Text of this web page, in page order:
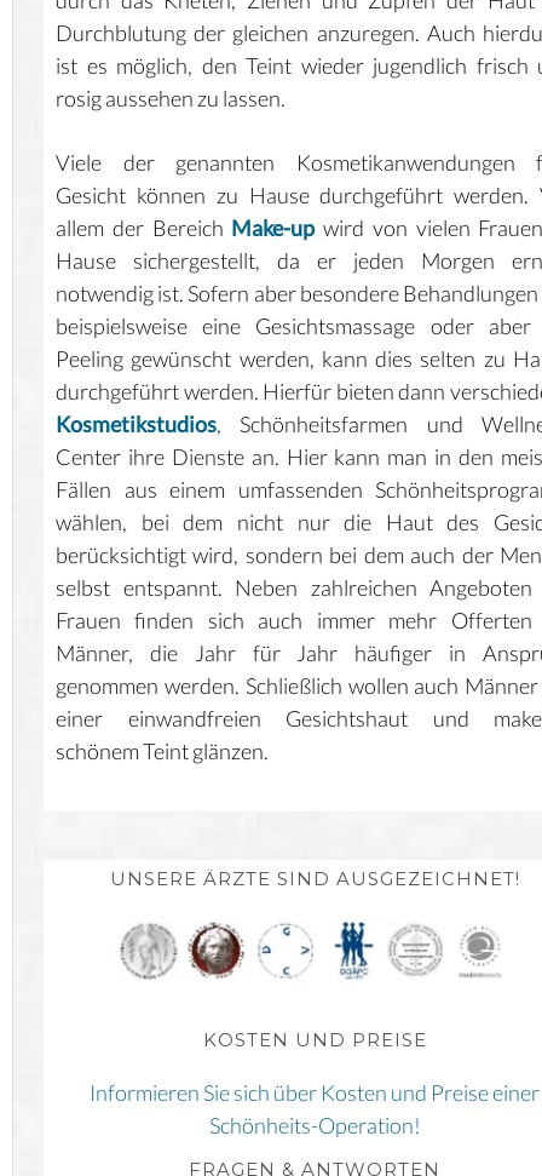
Durchblutung der gleichen anzuregen. Auch
ist es möglich, den Teint wieder jugendlich frisch
rosig aussehen zu lassen.
Viele der genannten Kosmetikanwendungen
Gesicht können zu Hause durchgeführt werden.
allem der Bereich Make-up wird von vielen
Hause sichergestellt, da er jeden Morgen
notwendig ist. Sofern aber besondere Behandlungen
beispielsweise eine Gesichtsmassage oder
Peeling gewünscht werden, kann dies selten zu
durchgeführt werden. Hierfür bieten dann
Kosmetikstudios, Schönheitsfarmen und
Center ihre Dienste an. Hier kann man in den
Fällen aus einem umfassenden
wählen, bei dem nicht nur die Haut des
berücksichtigt wird, sondern bei dem auch der
selbst entspannt. Neben zahlreichen
Frauen finden sich auch immer mehr
Männer, die Jahr für Jahr häufiger in
genommen werden. Schließlich wollen auch
einer einwandfreien Gesichtshaut und
schönem Teint glänzen.
UNSERE ÄRZTE SIND AUSGEZEICHNET!
KOSTEN UND PREISE
Informieren Sie sich über Kosten und Preise einer
Schönheits-Operation!
FRAGEN & ANTWORTEN